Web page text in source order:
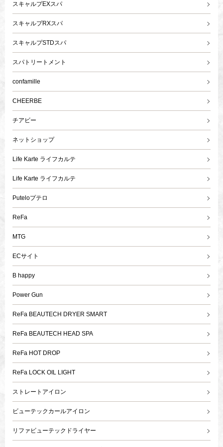
スキャルプEXスパ
スキャルプRXスパ
スキャルプSTDスパ
スパトリートメント
confamille
CHEERBE
チアビー
ネットショップ
Life Karte ライフカルテ
Life Karte ライフカルテ
Puteloプテロ
ReFa
MTG
ECサイト
B happy
Power Gun
ReFa BEAUTECH DRYER SMART
ReFa BEAUTECH HEAD SPA
ReFa HOT DROP
ReFa LOCK OIL LIGHT
ストレートアイロン
ビューテックカールアイロン
リファビューテックドライヤー